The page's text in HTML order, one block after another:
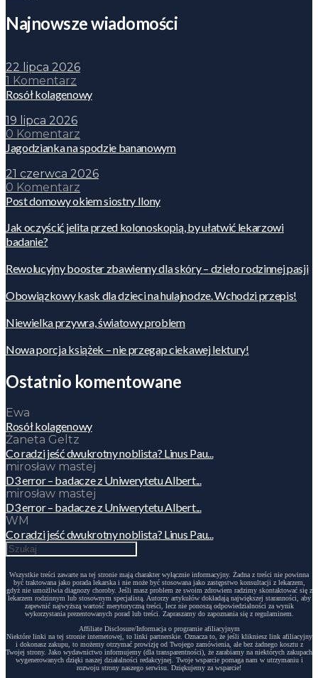
Najnowsze wiadomości
22 lipca 2026
1 Komentarz
Rosół kolagenowy
19 lipca 2026
0 Komentarz
Jagodzianka na spodzie bananowym
21 czerwca 2026
0 Komentarz
Post domowy okiem siostry Ilony
Jak oczyścić jelita przed kolonoskopią, by ułatwić lekarzowi
badanie?
Rewolucyjny booster zbawienny dla skóry – dzieło rodzinnej pasji
Obowiązkowy kask dla dzieci na hulajnodze. Wchodzi przepis!
Niewielka przywra, światowy problem
Nowa porcja książek – nie przegap ciekawej lektury!
Ostatnio komentowane
Ewa
Rosół kolagenowy
Żaneta Geltz
Co radzi jeść dwukrotny noblista? Linus Pau...
mirosław mastej
D3 error – badacze z Uniwerytetu Albert...
mirosław mastej
D3 error – badacze z Uniwerytetu Albert...
WM
Co radzi jeść dwukrotny noblista? Linus Pau...
Wszystkie treści zawarte na tej stronie mają charakter wyłącznie informacyjny. Żadna z treści nie powinna
być traktowana jako porada lekarska i nie może być stosowana jako zastępstwo konsultacji z lekarzem,
gdyż nie umożliwia diagnozy choroby. Jeśli masz problem ze swoim zdrowiem radzimy skontaktować się z
lekarzem rodzinnym lub stosownym specjalistą. Autorzy artykułów dokładają największej staranności, aby
zapewnić najwyższą wartość merytoryczną treści, lecz nie ponoszą odpowiedzialności za wynik
wykorzystania prezentowanych porad lub treści. Zapraszamy do zapoznania się z regulaminem.
Affiliate Disclosure/Informacja o programie afiliacyjnym
Niektóre linki na tej stronie internetowej, to linki partnerskie. Oznacza to, że jeśli klikniesz link afiliacyjny
i dokonasz zakupu, to możemy otrzymać prowizję od Twojego zamówienia, ale bez żadnego kosztu z
Twojej strony. Jako wydawnictwo informujemy (dla transparentności), że zarabiamy na niektórych zakupach
wygenerowanych dzięki naszej działalności redakcyjnej. Twoje wsparcie pomaga nam w utrzymaniu i
rozwoju strony naszego serwisu. Dziękujemy za wsparcie!